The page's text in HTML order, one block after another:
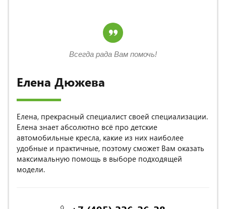
Елена Дюжева
Елена, прекрасный специалист своей специализации.
Елена знает абсолютно всё про детские
автомобильные кресла, какие из них наиболее
удобные и практичные, поэтому сможет Вам оказать
максимальную помощь в выборе подходящей
модели.
Всегда рада Вам помочь!